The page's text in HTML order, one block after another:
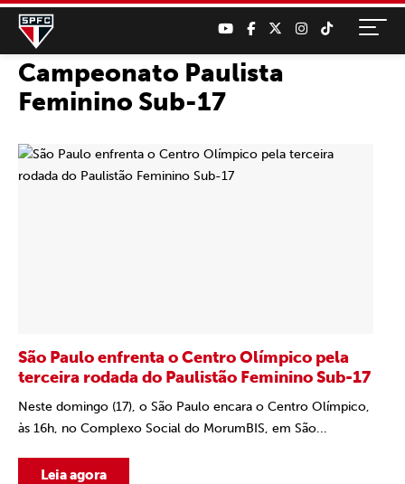
Campeonato Paulista
Feminino Sub-17
São Paulo enfrenta o Centro Olímpico pela
terceira rodada do Paulistão Feminino Sub-17
Neste domingo (17), o São Paulo encara o Centro Olímpico,
às 16h, no Complexo Social do MorumBIS, em São...
Leia agora